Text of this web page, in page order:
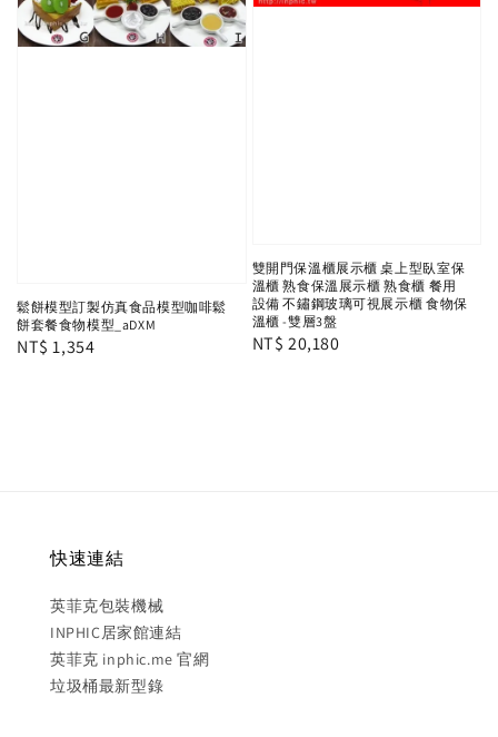
鬆餅模型訂製仿真食品模型咖啡鬆
餅套餐食物模型_aDXM
Regular
NT$ 1,354
雙開門保溫櫃展示櫃 桌上型臥室保
溫櫃 熟食保溫展示櫃 熟食櫃 餐用
設備 不鏽鋼玻璃可視展示櫃 食物保
溫櫃 -雙層3盤
Regular
NT$ 20,180
快速連結
英菲克包裝機械
INPHIC居家館連結
英菲克 inphic.me 官網
垃圾桶最新型錄